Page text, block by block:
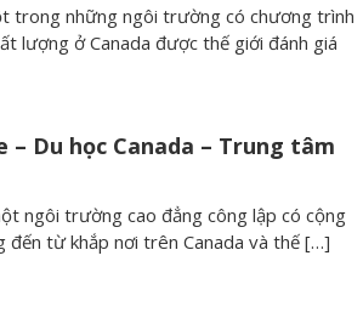
trong những ngôi trường có chương trình
lượng ở Canada được thế giới đánh giá
– Du học Canada – Trung tâm
ngôi trường cao đẳng công lập có cộng
đến từ khắp nơi trên Canada và thế […]